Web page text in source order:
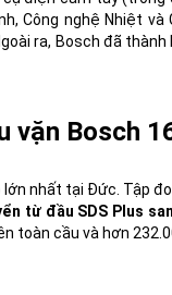
Công nghệ Nhiệt
ra, Bosch đã
vặn Bosch
nhất tại Đức. Tập
từ đầu SDS Plus
toàn cầu và hơn